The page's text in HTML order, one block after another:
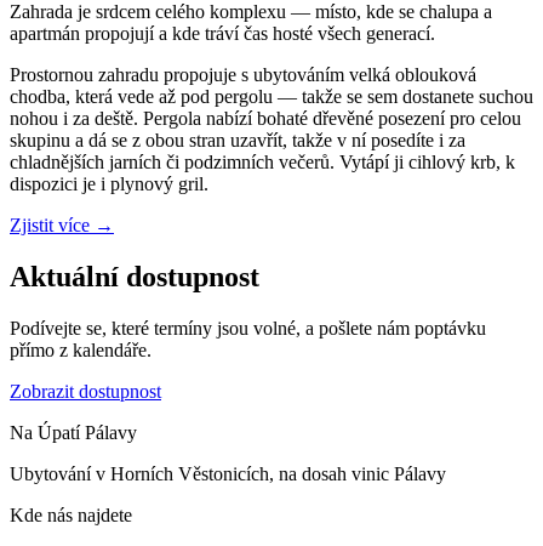
Zahrada je srdcem celého komplexu — místo, kde se chalupa a
apartmán propojují a kde tráví čas hosté všech generací.
Prostornou zahradu propojuje s ubytováním velká oblouková
chodba, která vede až pod pergolu — takže se sem dostanete suchou
nohou i za deště. Pergola nabízí bohaté dřevěné posezení pro celou
skupinu a dá se z obou stran uzavřít, takže v ní posedíte i za
chladnějších jarních či podzimních večerů. Vytápí ji cihlový krb, k
dispozici je i plynový gril.
Zjistit více →
Aktuální dostupnost
Podívejte se, které termíny jsou volné, a pošlete nám poptávku
přímo z kalendáře.
Zobrazit dostupnost
Na Úpatí Pálavy
Ubytování v Horních Věstonicích, na dosah vinic Pálavy
Kde nás najdete